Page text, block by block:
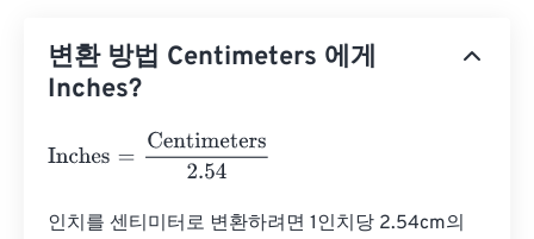
변환 방법 Centimeters 에게
Inches?
Inches Centimeters2.54
인치를 센티미터로 변환하려면 1인치당 2.54cm의